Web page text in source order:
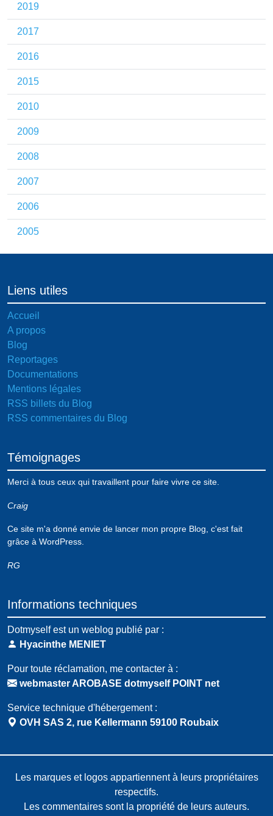
2019
2017
2016
2015
2010
2009
2008
2007
2006
2005
Liens utiles
Accueil
A propos
Blog
Reportages
Documentations
Mentions légales
RSS billets du Blog
RSS commentaires du Blog
Témoignages
Merci à tous ceux qui travaillent pour faire vivre ce site.
Craig
Ce site m'a donné envie de lancer mon propre Blog, c'est fait
grâce à WordPress.
RG
Informations techniques
Dotmyself est un weblog publié par :
Hyacinthe MENIET
Pour toute réclamation, me contacter à :
webmaster AROBASE dotmyself POINT net
Service technique d'hébergement :
OVH SAS 2, rue Kellermann 59100 Roubaix
Les marques et logos appartiennent à leurs propriétaires
respectifs.
Les commentaires sont la propriété de leurs auteurs.